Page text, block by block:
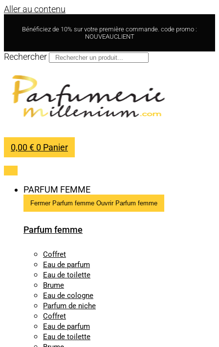
Aller au contenu
Bénéficiez de 10% sur votre première commande. code promo :
NOUVEAUCLIENT
Rechercher
0,00€ 0 Panier
PARFUM FEMME
Fermer Parfum femme Ouvrir Parfum femme
Parfum femme
Coffret
Eau de parfum
Eau de toilette
Brume
Eau de cologne
Parfum de niche
Coffret
Eau de parfum
Eau de toilette